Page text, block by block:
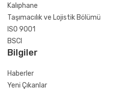
Kalıphane
Taşımacılık ve Lojistik Bölümü
ISO 9001
BSCI
Bilgiler
Haberler
Yeni Çıkanlar